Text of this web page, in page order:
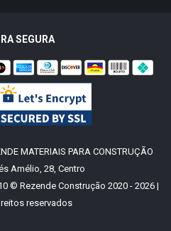
SEGURA
MATERIAIS PARA CONSTRUÇÃO
Amélio, 28, Centro
© Rezende Construção 2020 - 2026 |
reservados